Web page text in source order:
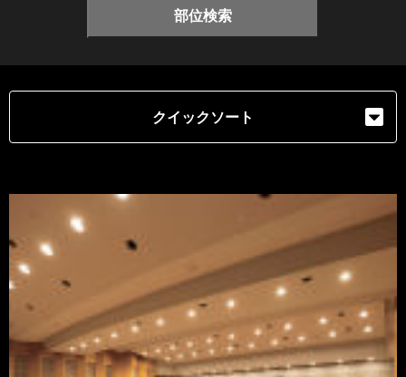
部位検索
クイックソート